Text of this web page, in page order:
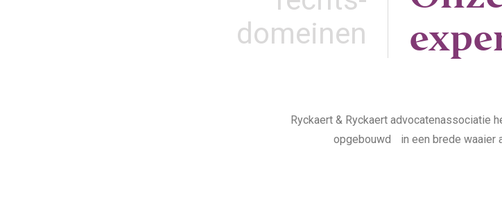
domeinen
Ryckaert & Ryckaert advocatenassociatie
opgebouwd in een brede waaier